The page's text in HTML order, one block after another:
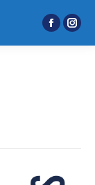
Facebook
pagepage